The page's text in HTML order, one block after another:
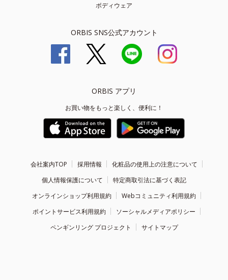
ボディウェア
ORBIS SNS公式アカウント
ORBIS アプリ
お買い物をもっと楽しく、便利に！
会社案内TOP 採用情報
化粧品の使用上の注意について
個人情報保護について
特定商取引法に基づく表記
オンラインショップ利用規約
Webコミュニティ利用規約
ポイントサービス利用規約
ソーシャルメディアポリシー
ペンギンリング プロジェクト
サイトマップ